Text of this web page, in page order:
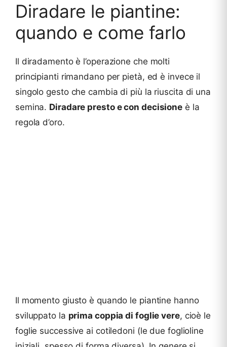
Diradare le piantine:
quando e come farlo
Il diradamento è l’operazione che molti
principianti rimandano per pietà, ed è invece il
singolo gesto che cambia di più la riuscita di una
semina. Diradare presto e con decisione è la
regola d’oro.
Il momento giusto è quando le piantine hanno
sviluppato la prima coppia di foglie vere, cioè le
foglie successive ai cotiledoni (le due foglioline